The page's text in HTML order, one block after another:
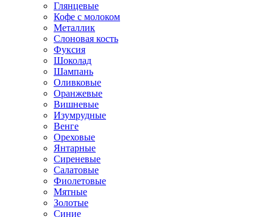
Глянцевые
Кофе с молоком
Металлик
Слоновая кость
Фуксия
Шоколад
Шампань
Оливковые
Оранжевые
Вишневые
Изумрудные
Венге
Ореховые
Янтарные
Сиреневые
Салатовые
Фиолетовые
Мятные
Золотые
Синие